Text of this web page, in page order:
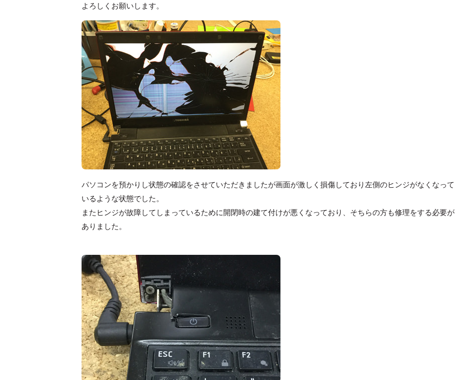
よろしくお願いします。
パソコンを預かりし状態の確認をさせていただきましたが画面が激しく損傷しており左側のヒンジがなくなって
いるような状態でした。
またヒンジが故障してしまっているために開閉時の建て付けが悪くなっており、そちらの方も修理をする必要が
ありました。